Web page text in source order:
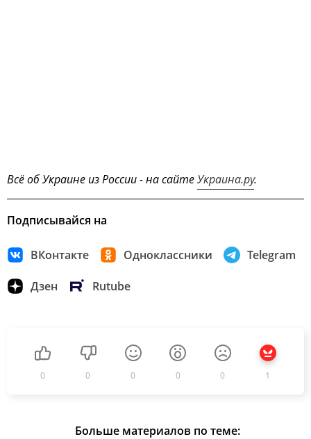
Всё об Украине из России - на сайтеУкраина.ру.
Подписывайся на
ВКонтакте Одноклассники Telegram
Дзен Rutube
0 0 0 0 0 1
Больше материалов по теме: